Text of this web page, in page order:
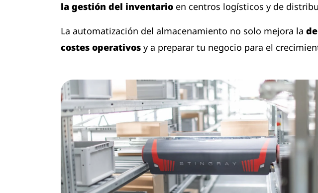
la gestión del inventario en centros logísticos y de
La automatización del almacenamiento no solo mejora la
costes operativos y a preparar tu negocio para el